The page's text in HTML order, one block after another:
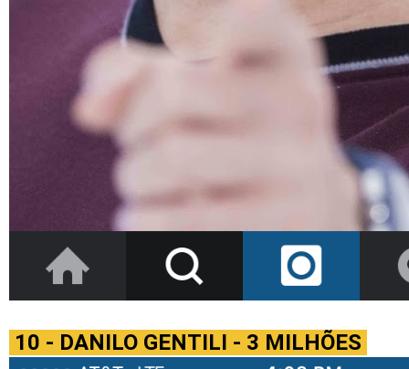
10 - DANILO GENTILI - 3 MILHÕES